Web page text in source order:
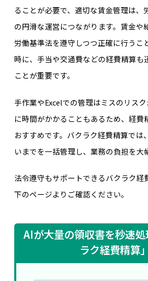
ることが必要で、適切な賃金管理は、
の円滑な運営につながります。賃金や
労働基準法を遵守しつつ正確に行うこ
時に、手当や交通費などの経費精算も
ことが重要です。
手作業やExcelでの管理はミスのリス
に時間がかかることもあるため、経費
おすすめです。バクラク経費精算では
いまでを一括管理し、業務の負担を大
法令遵守もサポートできるバクラク経
下のページよりご確認ください。
AIが大量の領収書を秒速
ラク経費精算」